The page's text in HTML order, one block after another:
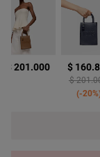
$ 201.000 $
Price
$
-20%